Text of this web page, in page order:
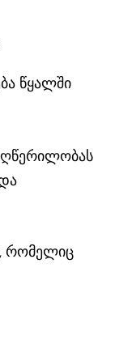
წყალში
რომელიც